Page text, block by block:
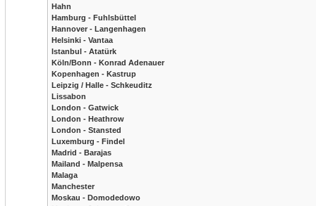
Hahn
Hamburg - Fuhlsbüttel
Hannover - Langenhagen
Helsinki - Vantaa
Istanbul - Atatürk
Köln/Bonn - Konrad Adenauer
Kopenhagen - Kastrup
Leipzig / Halle - Schkeuditz
Lissabon
London - Gatwick
London - Heathrow
London - Stansted
Luxemburg - Findel
Madrid - Barajas
Mailand - Malpensa
Malaga
Manchester
Moskau - Domodedowo